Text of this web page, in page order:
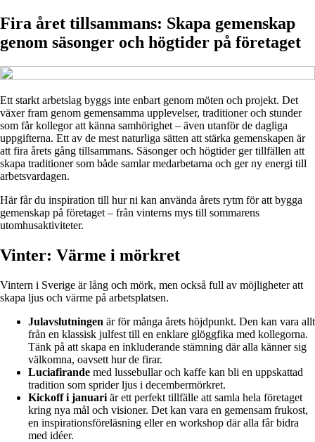
Fira året tillsammans: Skapa gemenskap
genom säsonger och högtider på företaget
Ett starkt arbetslag byggs inte enbart genom möten och projekt. Det
växer fram genom gemensamma upplevelser, traditioner och stunder
som får kollegor att känna samhörighet – även utanför de dagliga
uppgifterna. Ett av de mest naturliga sätten att stärka gemenskapen är
att fira årets gång tillsammans. Säsonger och högtider ger tillfällen att
skapa traditioner som både samlar medarbetarna och ger ny energi till
arbetsvardagen.
Här får du inspiration till hur ni kan använda årets rytm för att bygga
gemenskap på företaget – från vinterns mys till sommarens
utomhusaktiviteter.
Vinter: Värme i mörkret
Vintern i Sverige är lång och mörk, men också full av möjligheter att
skapa ljus och värme på arbetsplatsen.
Julavslutningen är för många årets höjdpunkt. Den kan vara allt
från en klassisk julfest till en enklare glöggfika med kollegorna.
Tänk på att skapa en inkluderande stämning där alla känner sig
välkomna, oavsett hur de firar.
Luciafirande med lussebullar och kaffe kan bli en uppskattad
tradition som sprider ljus i decembermörkret.
Kickoff i januari är ett perfekt tillfälle att samla hela företaget
kring nya mål och visioner. Det kan vara en gemensam frukost,
en inspirationsföreläsning eller en workshop där alla får bidra
med idéer.